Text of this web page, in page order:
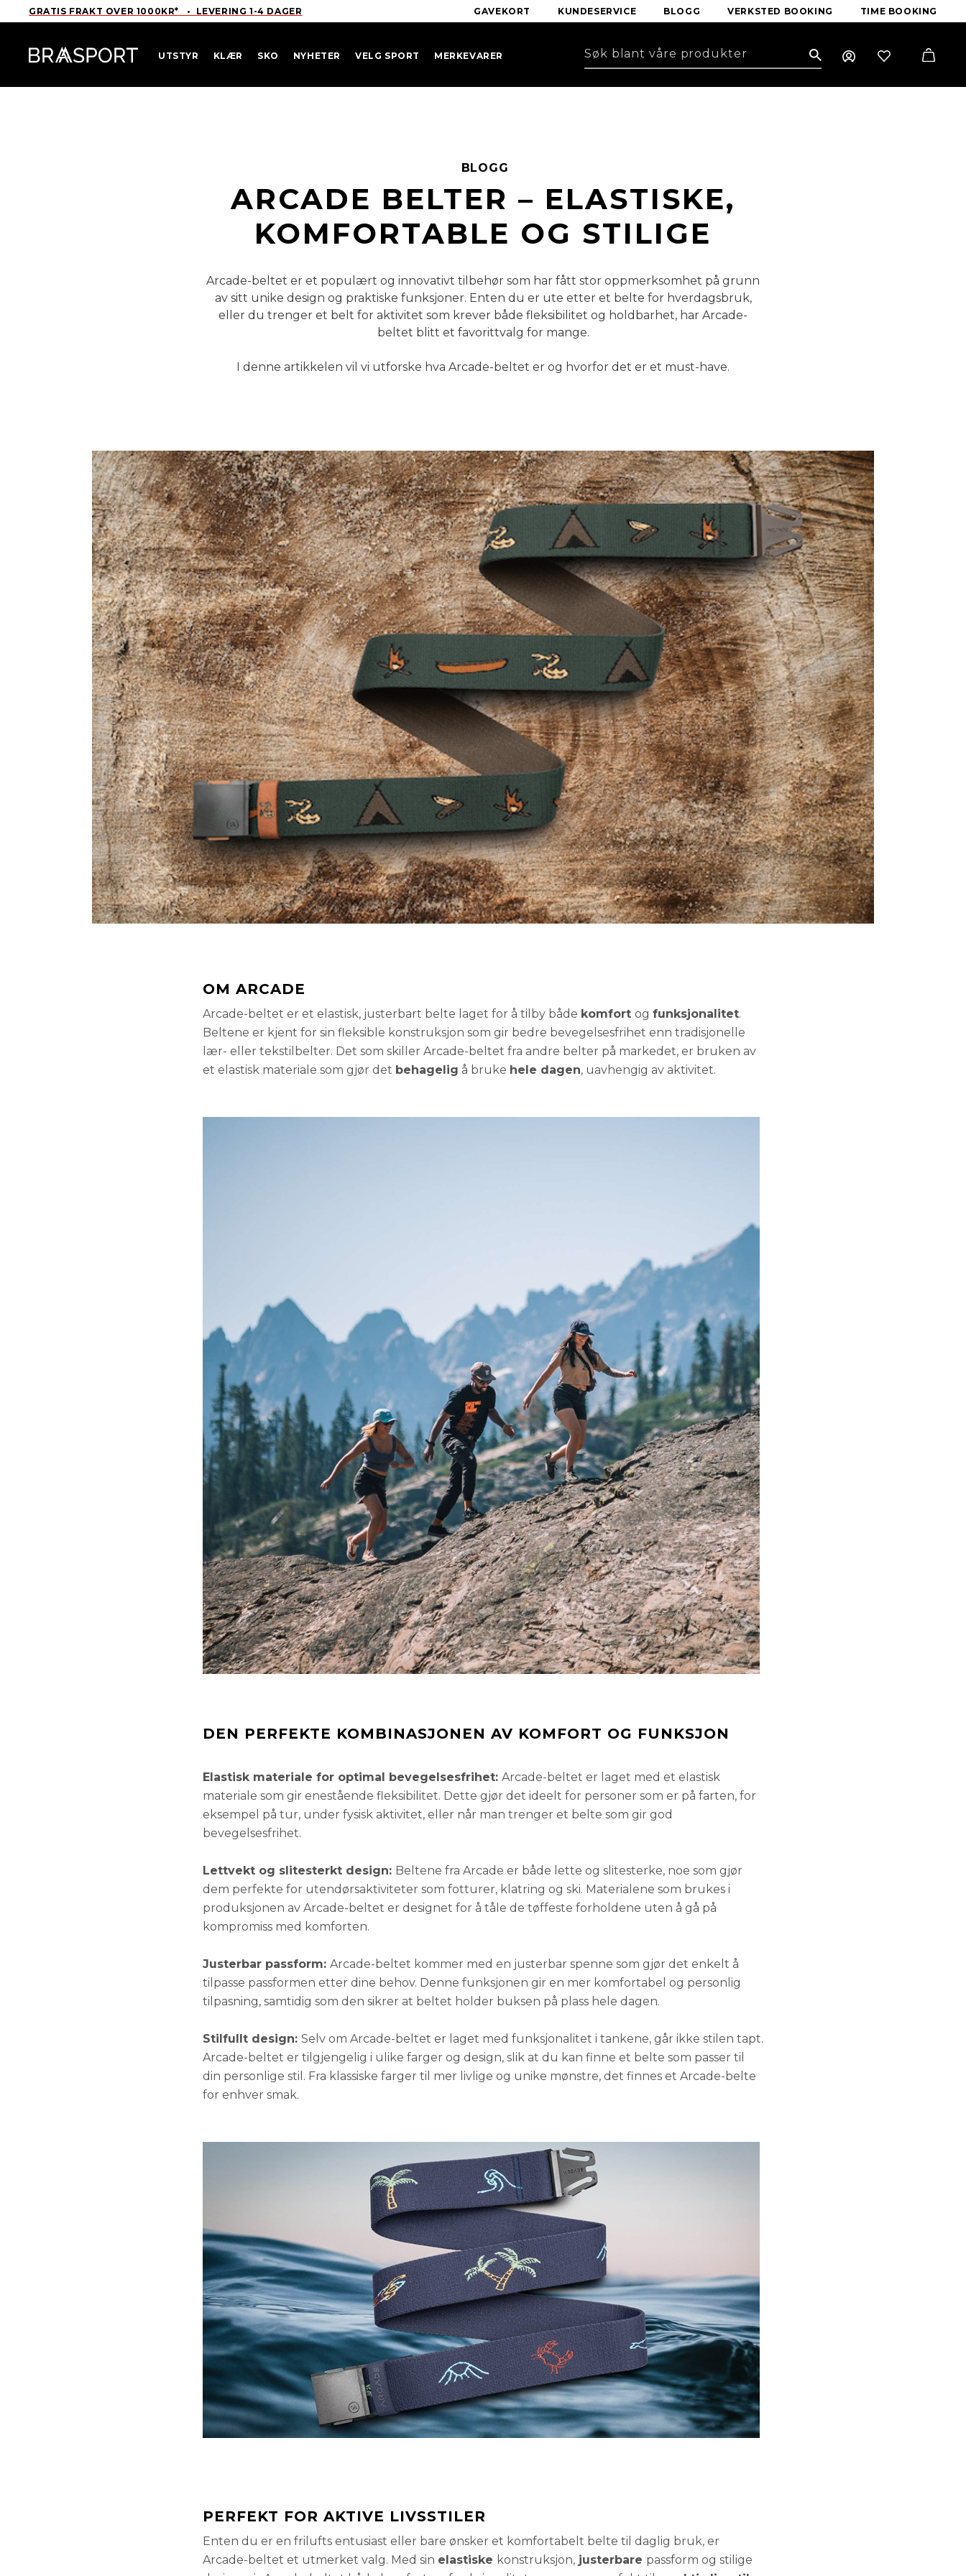
GRATIS FRAKT OVER 1000KR* • LEVERING 1-4 DAGER GAVEKORT KUNDESERVICE BLOGG VERKSTED BOOKING TIME BOOKING
UTSTYR KLÆR SKO NYHETER VELG SPORT MERKEVARER Search
BLOGG
ARCADE BELTER – ELASTISKE,
KOMFORTABLE OG STILIGE
Arcade-beltet er et populært og innovativt tilbehør som har fått stor oppmerksomhet på grunn
av sitt unike design og praktiske funksjoner. Enten du er ute etter et belte for hverdagsbruk,
eller du trenger et belt for aktivitet som krever både fleksibilitet og holdbarhet, har Arcade-
beltet blitt et favorittvalg for mange.
I denne artikkelen vil vi utforske hva Arcade-beltet er og hvorfor det er et must-have.
OM ARCADE
Arcade-beltet er et elastisk, justerbart belte laget for å tilby både komfort og funksjonalitet.
Beltene er kjent for sin fleksible konstruksjon som gir bedre bevegelsesfrihet enn tradisjonelle
lær- eller tekstilbelter. Det som skiller Arcade-beltet fra andre belter på markedet, er bruken av
et elastisk materiale som gjør det behagelig å bruke hele dagen, uavhengig av aktivitet.
DEN PERFEKTE KOMBINASJONEN AV KOMFORT OG FUNKSJON
Elastisk materiale for optimal bevegelsesfrihet: Arcade-beltet er laget med et elastisk
materiale som gir enestående fleksibilitet. Dette gjør det ideelt for personer som er på farten, for
eksempel på tur, under fysisk aktivitet, eller når man trenger et belte som gir god
bevegelsesfrihet.
Lettvekt og slitesterkt design: Beltene fra Arcade er både lette og slitesterke, noe som gjør
dem perfekte for utendørsaktiviteter som fotturer, klatring og ski. Materialene som brukes i
produksjonen av Arcade-beltet er designet for å tåle de tøffeste forholdene uten å gå på
kompromiss med komforten.
Justerbar passform: Arcade-beltet kommer med en justerbar spenne som gjør det enkelt å
tilpasse passformen etter dine behov. Denne funksjonen gir en mer komfortabel og personlig
tilpasning, samtidig som den sikrer at beltet holder buksen på plass hele dagen.
Stilfullt design: Selv om Arcade-beltet er laget med funksjonalitet i tankene, går ikke stilen tapt.
Arcade-beltet er tilgjengelig i ulike farger og design, slik at du kan finne et belte som passer til
din personlige stil. Fra klassiske farger til mer livlige og unike mønstre, det finnes et Arcade-belte
for enhver smak.
PERFEKT FOR AKTIVE LIVSSTILER
Enten du er en frilufts entusiast eller bare ønsker et komfortabelt belte til daglig bruk, er
Arcade-beltet et utmerket valg. Med sin elastiske konstruksjon,justerbare passform og stilige